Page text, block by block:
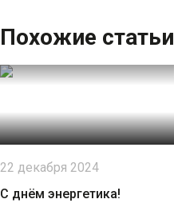
Похожие статьи
22 декабря 2024
С днём энергетика!